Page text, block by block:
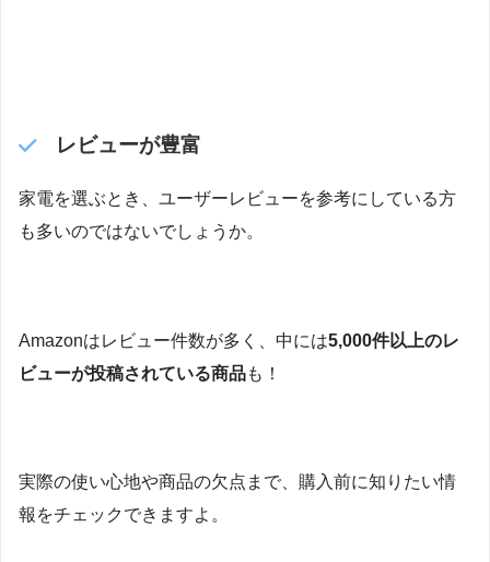
レビューが豊富
家電を選ぶとき、ユーザーレビューを参考にしている方
も多いのではないでしょうか。
Amazonはレビュー件数が多く、中には5,000件以上のレ
ビューが投稿されている商品も！
実際の使い心地や商品の欠点まで、購入前に知りたい情
報をチェックできますよ。